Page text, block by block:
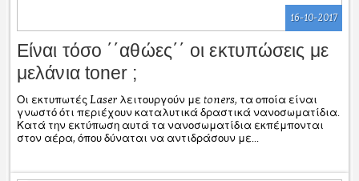
16-10-2017
Είναι τόσο ΄΄αθώες΄΄ οι εκτυπώσεις με
μελάνια toner ;
Οι εκτυπωτές Laser λειτουργούν με toners, τα οποία είναι
γνωστό ότι περιέχουν καταλυτικά δραστικά νανοσωματίδια.
Κατά την εκτύπωση αυτά τα νανοσωματίδια εκπέμπονται
στον αέρα, όπου δύναται να αντιδράσουν με...